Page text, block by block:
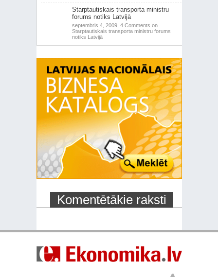
Starptautiskais transporta ministru
forums notiks Latvijā
septembris 4, 2009, 4 Comments on
Starptautiskais transporta ministru forums
notiks Latvijā
Komentētākie raksti